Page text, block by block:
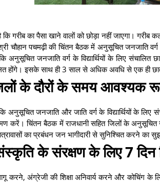
गरीब का पैसा खाने वालों को छोड़ा नहीं जाएगा। गरीब
चौहान पचमढ़ी की चिंतन बैठक में अनुसूचित जनजाति
जनजाति वर्ग के विद्यार्थियों के लिए संचालित
होंगे। इसके साथ ही 3 साल से अधिक अवधि से एक ही
के दौरों के समय आवश्यक
अनुसूचित जनजाति और जाति वर्ग के विद्यार्थियों के लिए
चिंतन बैठक में राजधानी सहित जिलों के अनुसूचित
का प्रबंधन जन भागीदारी से सुनिश्चित करने का
के संरक्षण के लिए 7 दिन
करने, अंग्रेजी की शिक्षा अनिवार्य करने और कोचिंग